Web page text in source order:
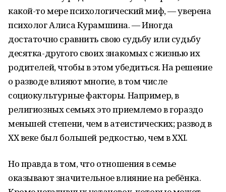
какой-то мере психологический миф, — уверена
психолог Алиса Курамшина. — Иногда
достаточно сравнить свою судьбу или судьбу
десятка-другого своих знакомых с жизнью их
родителей, чтобы в этом убедиться. На решение
о разводе влияют многие, в том числе
социокультурные факторы. Например, в
религиозных семьях это приемлемо в гораздо
меньшей степени, чем в атеистических; развод в
ХХ веке был большей редкостью, чем в ХХI.
Но правда в том, что отношения в семье
оказывают значительное влияние на ребёнка.